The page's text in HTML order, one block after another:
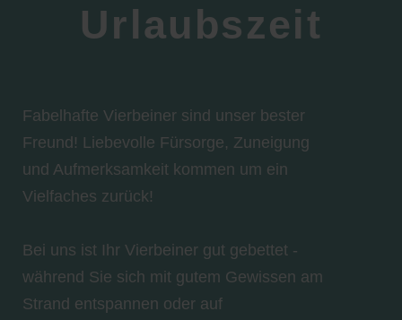
Urlaubszeit
Fabelhafte Vierbeiner sind unser bester
Freund! Liebevolle Fürsorge, Zuneigung
und Aufmerksamkeit kommen um ein
Vielfaches zurück!
Bei uns ist Ihr Vierbeiner gut gebettet -
während Sie sich mit gutem Gewissen am
Strand entspannen oder auf